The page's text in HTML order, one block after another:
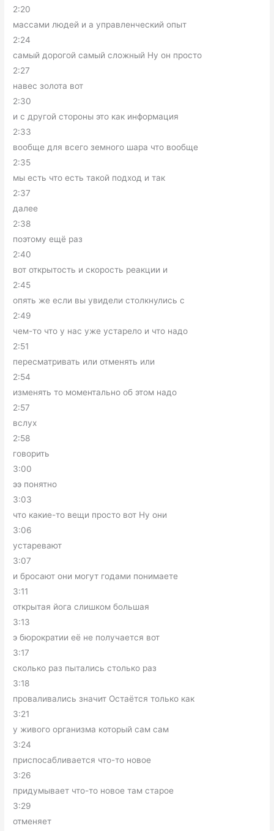
2:20
массами людей и а управленческий опыт
2:24
самый дорогой самый сложный Ну он просто
2:27
навес золота вот
2:30
и с другой стороны это как информация
2:33
вообще для всего земного шара что вообще
2:35
мы есть что есть такой подход и так
2:37
далее
2:38
поэтому ещё раз
2:40
вот открытость и скорость реакции и
2:45
опять же если вы увидели столкнулись с
2:49
чем-то что у нас уже устарело и что надо
2:51
пересматривать или отменять или
2:54
изменять то моментально об этом надо
2:57
вслух
2:58
говорить
3:00
ээ понятно
3:03
что какие-то вещи просто вот Ну они
3:06
устаревают
3:07
и бросают они могут годами понимаете
3:11
открытая йога слишком большая
3:13
э бюрократии её не получается вот
3:17
сколько раз пытались столько раз
3:18
проваливались значит Остаётся только как
3:21
у живого организма который сам сам
3:24
приспосабливается что-то новое
3:26
придумывает что-то новое там старое
3:29
отменяет